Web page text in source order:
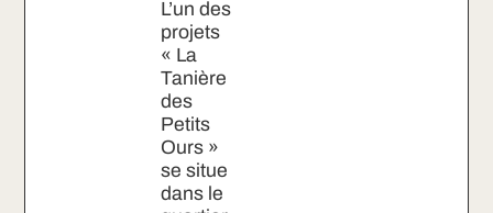
L’un des
projets
« La
Tanière
des
Petits
Ours »
se situe
dans le